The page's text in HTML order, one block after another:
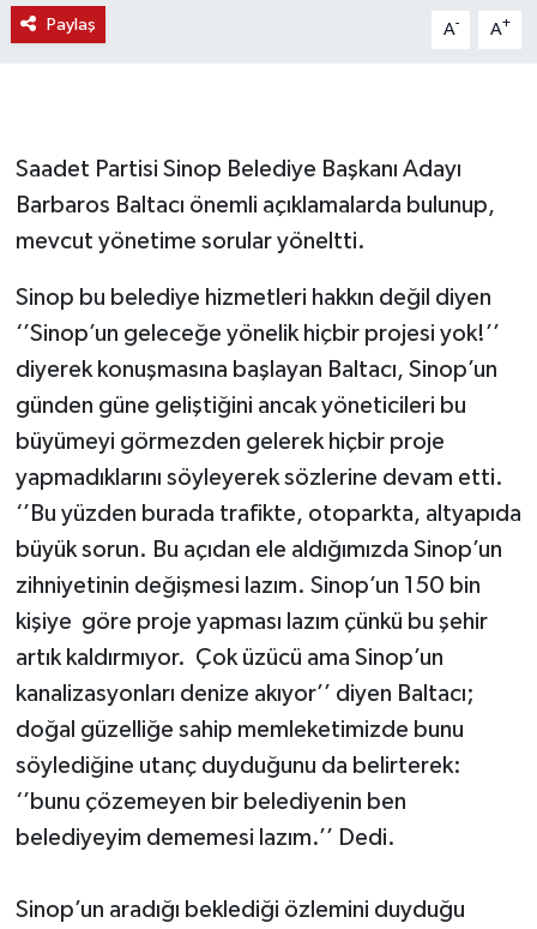
Paylaş A- A+
Saadet Partisi Sinop Belediye Başkanı Adayı
Barbaros Baltacı önemli açıklamalarda bulunup,
mevcut yönetime sorular yöneltti.
Sinop bu belediye hizmetleri hakkın değil diyen
‘’Sinop’un geleceğe yönelik hiçbir projesi yok!’’
diyerek konuşmasına başlayan Baltacı, Sinop’un
günden güne geliştiğini ancak yöneticileri bu
büyümeyi görmezden gelerek hiçbir proje
yapmadıklarını söyleyerek sözlerine devam etti.
‘’Bu yüzden burada trafikte, otoparkta, altyapıda
büyük sorun. Bu açıdan ele aldığımızda Sinop’un
zihniyetinin değişmesi lazım. Sinop’un 150 bin
kişiye göre proje yapması lazım çünkü bu şehir
artık kaldırmıyor. Çok üzücü ama Sinop’un
kanalizasyonları denize akıyor’’ diyen Baltacı;
doğal güzelliğe sahip memleketimizde bunu
söylediğine utanç duyduğunu da belirterek:
‘’bunu çözemeyen bir belediyenin ben
belediyeyim dememesi lazım.’’ Dedi.
Sinop’un aradığı beklediği özlemini duyduğu